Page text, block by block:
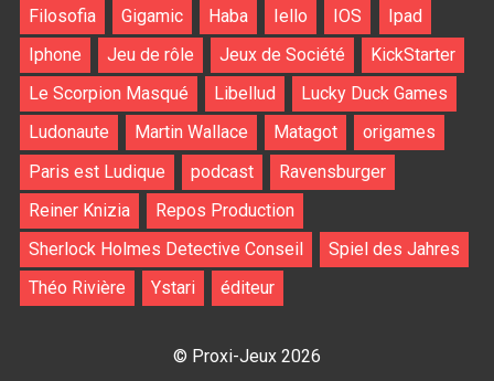
Filosofia
Gigamic Haba Iello IOS
Ipad
Iphone
Jeu de rôle Jeux de Société
KickStarter
Le Scorpion Masqué
Libellud
Lucky Duck Games
Ludonaute
Martin Wallace Matagot
origames
Paris est Ludique
podcast
Ravensburger
Reiner Knizia
Repos Production
Sherlock Holmes Detective Conseil
Spiel des Jahres
Théo Rivière
Ystari éditeur
© Proxi-Jeux 2026